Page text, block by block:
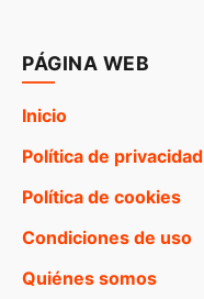
PÁGINA WEB
Inicio
Política de privacidad
Política de cookies
Condiciones de uso
Quiénes somos